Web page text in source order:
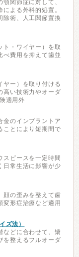
関節症に対して、
よる外科的処置。
除術、人工関節置換
ト・ワイヤー）を取
べ費用を抑えて歯並
ヤー）を取り付ける
高い技術力やオーダ
適用外
金のインプラントア
ことにより短期間で
ピースを一定時間
日常生活に影響が少
顔の歪みを整えて歯
形症治療など適用
ズ法）
などに合わせて、矯
を整えるフルオーダ